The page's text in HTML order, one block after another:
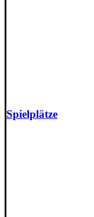
Spielplätze